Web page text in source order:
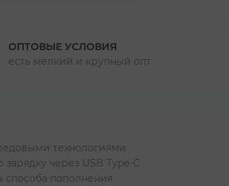
ОПТОВЫЕ УСЛОВИЯ
есть мелкий и крупный опт
технологиями
через USB Type-C
способа пополнения